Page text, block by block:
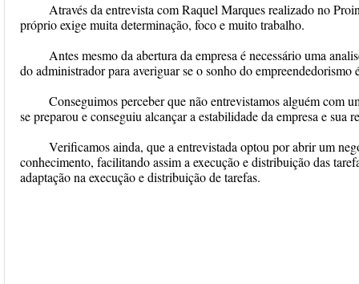
Através da entrevista com Raquel Marques realizado no
próprio exige muita determinação, foco e muito trabalho.
Antes mesmo da abertura da empresa é necessário uma
do administrador para averiguar se o sonho do empreendedorismo
Conseguimos perceber que não entrevistamos alguém com
se preparou e conseguiu alcançar a estabilidade da empresa e sua
Verificamos ainda, que a entrevistada optou por abrir um
conhecimento, facilitando assim a execução e distribuição das
adaptação na execução e distribuição de tarefas.